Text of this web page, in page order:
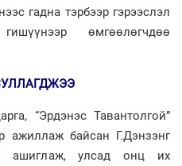
гадна тэрбээр гэрээслэл
өмгөөлөгчдөө
“Эрдэнэс Тавантолгой”
ажиллаж байсан Г.Дэнзэнг
ашиглаж, улсад онц их